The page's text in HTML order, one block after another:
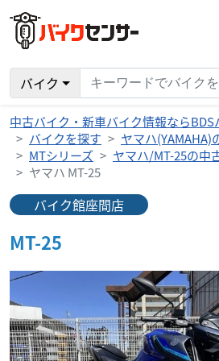
バイク
中古バイク・新車バイク情報ならBDS
バイクを探す
ヤマハ
MTシリーズ
ヤマハ/MT-25の中
ヤマハ MT-25
バイク館座間店
MT-25